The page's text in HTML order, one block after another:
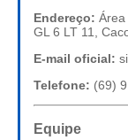
Endereço: Área
GL 6 LT 11,
E-mail oficial:
Telefone: (69)
Equipe